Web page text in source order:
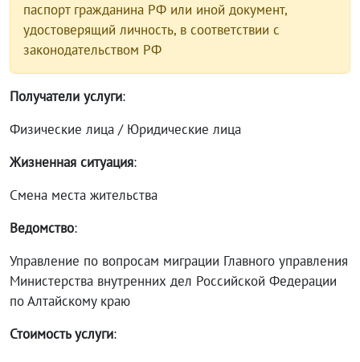
паспорт гражданина РФ или иной документ,
удостоверящий личность, в соответствии с
законодательством РФ
Получатели услуги:
Физические лица / Юридические лица
Жизненная ситуация:
Смена места жительства
Ведомство:
Управление по вопросам миграции Главного управления
Министерства внутренних дел Российской Федерации
по Алтайскому краю
Стоимость услуги: